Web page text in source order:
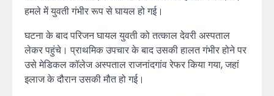
हमले में युवती गंभीर रूप से घायल हो गई।
घटना के बाद परिजन घायल युवती को तत्काल देवरी अस्पताल
लेकर पहुंचे। प्राथमिक उपचार के बाद उसकी हालत गंभीर होने पर
उसे मेडिकल कॉलेज अस्पताल राजनांदगांव रेफर किया गया, जहां
इलाज के दौरान उसकी मौत हो गई।